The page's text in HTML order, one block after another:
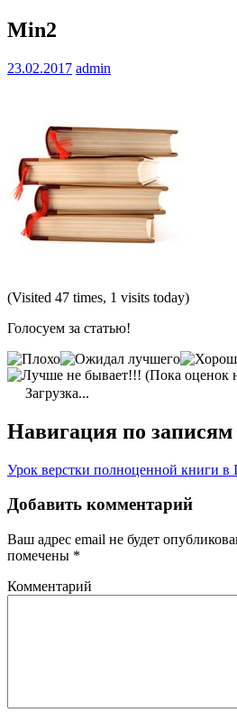
Min2
23.02.2017 admin
(Visited 47 times, 1 visits today)
Голосуем за статью!
(Пока оценок
Загрузка...
Навигация по записям
Урок верстки полноценной книги в
Добавить комментарий
Ваш адрес email не будет
помечены *
Комментарий